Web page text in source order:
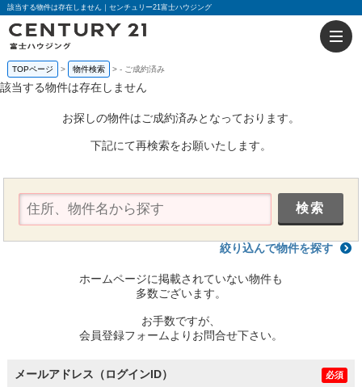
該当する物件は存在しません｜センチュリー21富士ハウジング
TOPページ 物件検索 - ご成約済み
該当する物件は存在しません
お探しの物件はご成約済みとなっております。
下記にて再検索をお願いたします。
絞り込んで物件を探す
ホームページに掲載されていない物件も
多数ございます。
お手数ですが、
会員登録フォームよりお問合せ下さい。
メールアドレス（ログインID） 必須